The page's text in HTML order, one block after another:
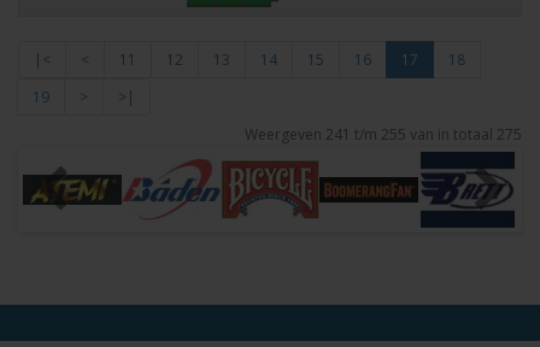
|< < 11 12 13 14 15 16 17
18
19
>
>|
Weergeven 241 t/m 255 van in totaal 275